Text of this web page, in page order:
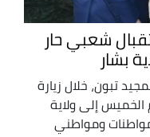
شعبي حار
بشار
تبون، خلال زيارة
إلى ولاية
ومواطني